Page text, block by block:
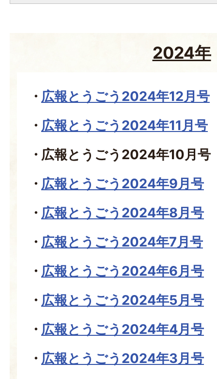
2024年
広報とうごう2024年12月号
広報とうごう2024年11月号
広報とうごう2024年10月号
広報とうごう2024年9月号
広報とうごう2024年8月号
広報とうごう2024年7月号
広報とうごう2024年6月号
広報とうごう2024年5月号
広報とうごう2024年4月号
広報とうごう2024年3月号